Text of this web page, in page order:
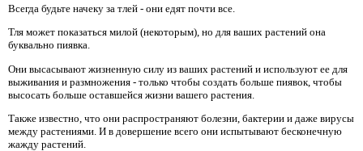
Всегда будьте начеку за тлей - они едят почти все.
Тля может показаться милой (некоторым), но для ваших растений она
буквально пиявка.
Они высасывают жизненную силу из ваших растений и используют ее для
выживания и размножения - только чтобы создать больше пиявок, чтобы
высосать больше оставшейся жизни вашего растения.
Также известно, что они распространяют болезни, бактерии и даже вирусы
между растениями. И в довершение всего они испытывают бесконечную
жажду растений.